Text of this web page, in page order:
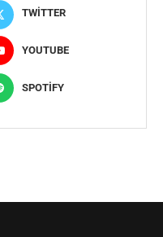
TWITTER
YOUTUBE
SPOTIFY